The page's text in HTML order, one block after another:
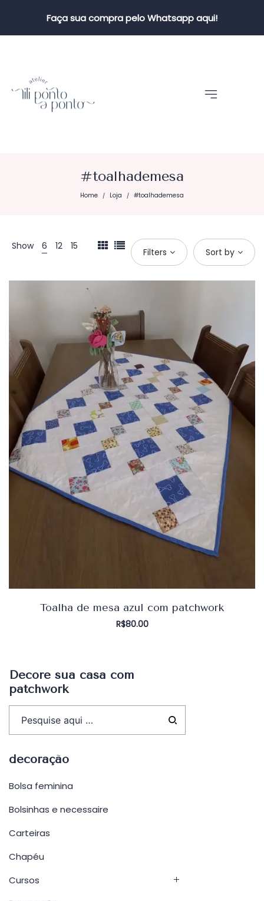
Faça sua compra pelo Whatsapp aqui!
#toalhademesa
Home / Loja / #toalhademesa
Show 6 12 15
Filters Sort by
Toalha de mesa azul com patchwork
R$80.00
Decore sua casa com
patchwork
decoração
Bolsa feminina
Bolsinhas e necessaire
Carteiras
Chapéu
Cursos